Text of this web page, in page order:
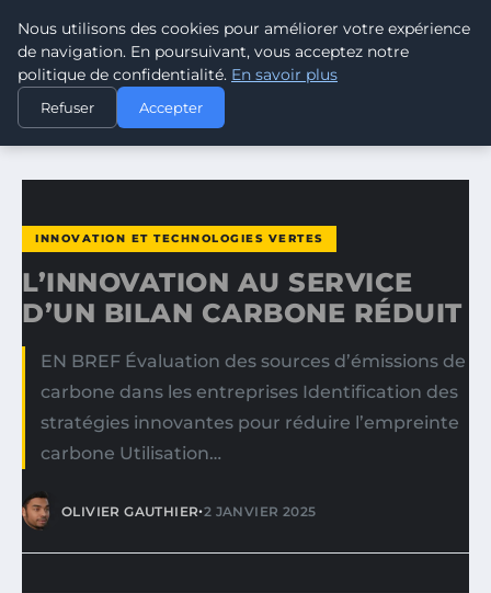
CLIMATE GUARDIAN
ACCUEIL
INNOVATION ET TECHNOLOGIES VERTES
L’INNOVATION AU SERVICE D’UN BILAN CARBONE RÉDUIT
INNOVATION ET TECHNOLOGIES VERTES
L’INNOVATION AU SERVICE
D’UN BILAN CARBONE RÉDUIT
EN BREF Évaluation des sources d’émissions de
carbone dans les entreprises Identification des
stratégies innovantes pour réduire l’empreinte
carbone Utilisation…
OLIVIER GAUTHIER•2 JANVIER 2025
Nous utilisons des cookies pour améliorer votre expérience
de navigation. En poursuivant, vous acceptez notre
politique de confidentialité. En savoir plus
Refuser Accepter